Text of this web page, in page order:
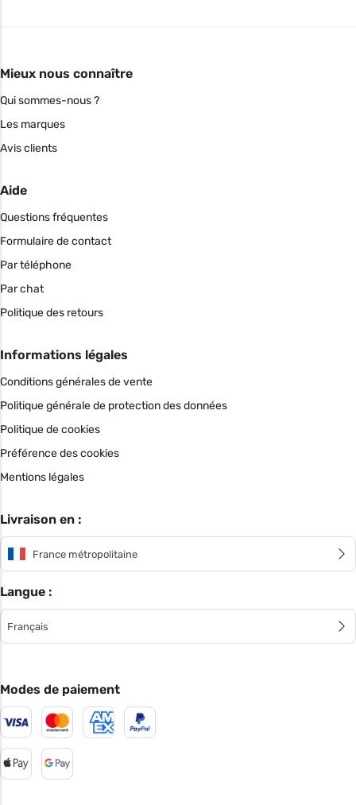
Mieux nous connaître
Qui sommes-nous ?
Les marques
Avis clients
Aide
Questions fréquentes
Formulaire de contact
Par téléphone
Par chat
Politique des retours
Informations légales
Conditions générales de vente
Politique générale de protection des données
Politique de cookies
Préférence des cookies
Mentions légales
Livraison en :
France métropolitaine
Langue :
Français
Modes de paiement